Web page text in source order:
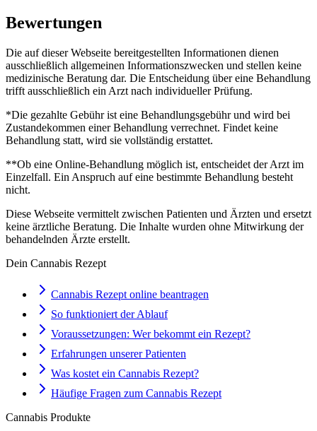
Bewertungen
Die auf dieser Webseite bereitgestellten Informationen dienen
ausschließlich allgemeinen Informationszwecken und stellen keine
medizinische Beratung dar. Die Entscheidung über eine Behandlung
trifft ausschließlich ein Arzt nach individueller Prüfung.
*Die gezahlte Gebühr ist eine Behandlungsgebühr und wird bei
Zustandekommen einer Behandlung verrechnet. Findet keine
Behandlung statt, wird sie vollständig erstattet.
**Ob eine Online-Behandlung möglich ist, entscheidet der Arzt im
Einzelfall. Ein Anspruch auf eine bestimmte Behandlung besteht
nicht.
Diese Webseite vermittelt zwischen Patienten und Ärzten und ersetzt
keine ärztliche Beratung. Die Inhalte wurden ohne Mitwirkung der
behandelnden Ärzte erstellt.
Dein Cannabis Rezept
Cannabis Rezept online beantragen
So funktioniert der Ablauf
Voraussetzungen: Wer bekommt ein Rezept?
Erfahrungen unserer Patienten
Was kostet ein Cannabis Rezept?
Häufige Fragen zum Cannabis Rezept
Cannabis Produkte